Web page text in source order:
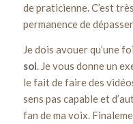
de praticienne. C’est
permanence de
Je dois avouer qu’une
soi . Je vous donne un
le fait de faire des
sens pas capable et
fan de ma voix.